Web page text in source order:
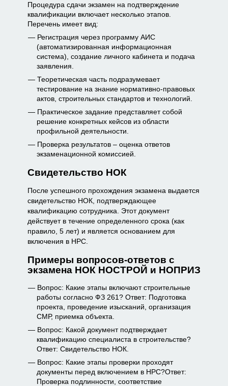
Процедура сдачи экзамен на подтверждение
квалификации включает несколько этапов.
Перечень имеет вид:
Регистрация через программу АИС
(автоматизированная информационная
система), создание личного кабинета и подача
заявления.
Теоретическая часть подразумевает
тестирование на знание нормативно-правовых
актов, строительных стандартов и технологий.
Практическое задание представляет собой
решение конкретных кейсов из области
профильной деятельности.
Проверка результатов – оценка ответов
экзаменационной комиссией.
Свидетельство НОК
После успешного прохождения экзамена выдается
свидетельство НОК, подтверждающее
квалификацию сотрудника. Этот документ
действует в течение определенного срока (как
правило, 5 лет) и является основанием для
включения в НРС.
Примеры вопросов-ответов с
экзамена НОК НОСТРОЙ и НОПРИЗ
Вопрос: Какие этапы включают строительные
работы согласно ФЗ 261? Ответ: Подготовка
проекта, проведение изысканий, организация
СМР, приемка объекта.
Вопрос: Какой документ подтверждает
квалификацию специалиста в строительстве?
Ответ: Свидетельство НОК.
Вопрос: Какие этапы проверки проходят
документы перед включением в НРС?Ответ:
Проверка подлинности, соответствие